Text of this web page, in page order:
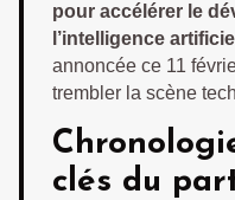
pour accélérer le
l’intelligence
annoncée ce 11
trembler la scène
clés du